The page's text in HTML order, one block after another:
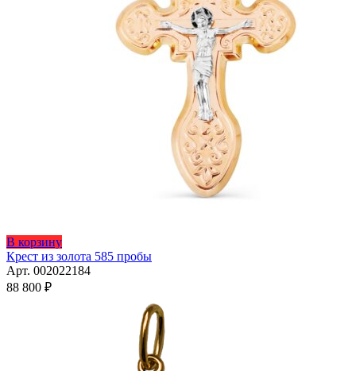
В корзину
Крест из золота 585 пробы
Арт. 002022184
88 800 ₽